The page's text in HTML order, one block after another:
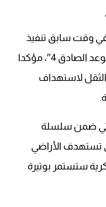
في وقت سابق تنفيذ
الموجة الحادية والثلاثين من عملية “الوعد الصادق 4″، مؤكدا
لاستهداف
ضمن سلسلة
تستهدف الأراضي
ستستمر بوتيرة